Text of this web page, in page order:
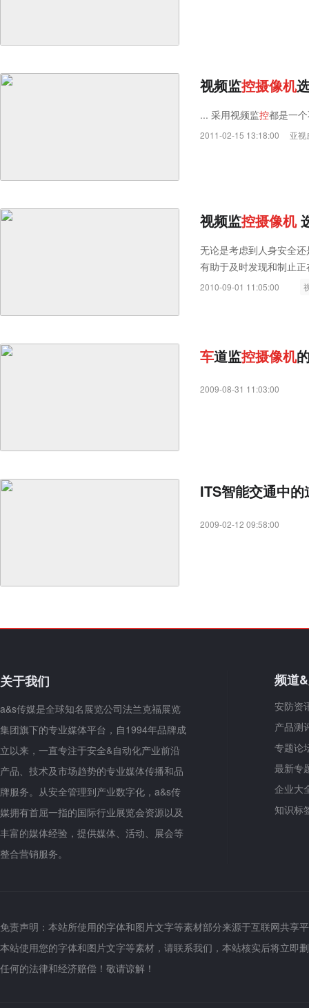
视频监控摄像机
... 采用视频监控都是一
2011-02-15 13:18:00 亚视
视频监控摄像机
无论是考虑到人身安全
有助于及时发现和制止
2010-09-01 11:05:00
车道监控摄像机
2009-08-31 11:03:00
ITS智能交通中的
2009-02-12 09:58:00
关于我们
a&s传媒是全球知名展览公司法兰克福展览
集团旗下的专业媒体平台，自1994年品牌成
立以来，一直专注于安全&自动化产业前沿
产品、技术及市场趋势的专业媒体传播和品
牌服务。从安全管理到产业数字化，a&s传
媒拥有首屈一指的国际行业展览会资源以及
丰富的媒体经验，提供媒体、活动、展会等
整合营销服务。
频道
安防资
产品测
专题论
最新专
企业大
知识标
免责声明：本站所使用的字体和图片文字等素材部分来源于互联网共
本站使用您的字体和图片文字等素材，请联系我们，本站核实后将立即
任何的法律和经济赔偿！敬请谅解！